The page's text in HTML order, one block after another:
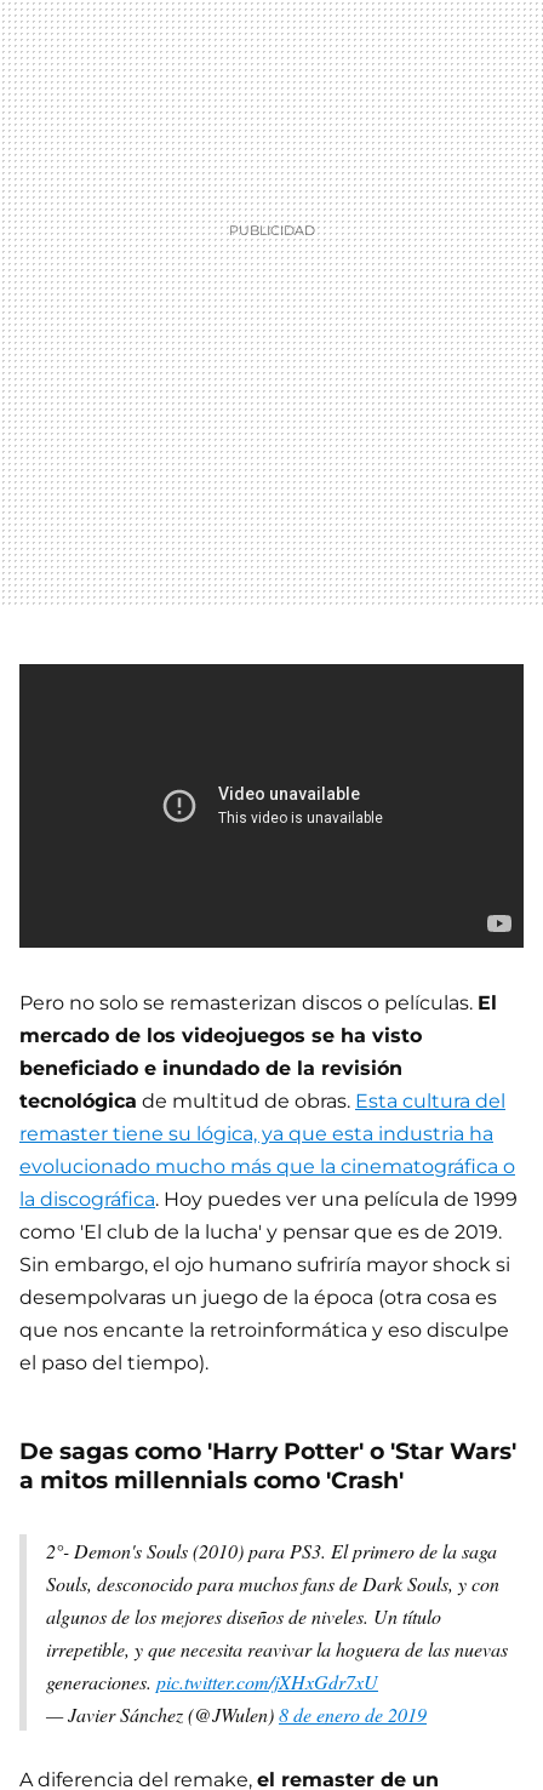
Pero no solo se remasterizan discos o películas. El
mercado de los videojuegos se ha visto
beneficiado e inundado de la revisión
tecnológica de multitud de obras. Esta cultura del
remaster tiene su lógica, ya que esta industria ha
evolucionado mucho más que la cinematográfica o
la discográfica. Hoy puedes ver una película de 1999
como 'El club de la lucha' y pensar que es de 2019.
Sin embargo, el ojo humano sufriría mayor shock si
desempolvaras un juego de la época (otra cosa es
que nos encante la retroinformática y eso disculpe
el paso del tiempo).
De sagas como 'Harry Potter' o 'Star Wars'
a mitos millennials como 'Crash'
2°- Demon's Souls (2010) para PS3. El primero de la saga
Souls, desconocido para muchos fans de Dark Souls, y con
algunos de los mejores diseños de niveles. Un título
irrepetible, y que necesita reavivar la hoguera de las nuevas
generaciones. pic.twitter.com/jXHxGdr7xU
— Javier Sánchez (@JWulen)8 de enero de 2019
A diferencia del remake, el remaster de un